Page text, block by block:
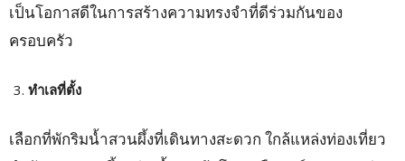
เป็นโอกาสดีในการสร้างความทรงจำที่ดีร่วมกันของ
ครอบครัว
ทำเลที่ตั้ง
เลือกที่พักริมน้ำสวนผึ้งที่เดินทางสะดวก ใกล้แหล่งท่องเที่ยว